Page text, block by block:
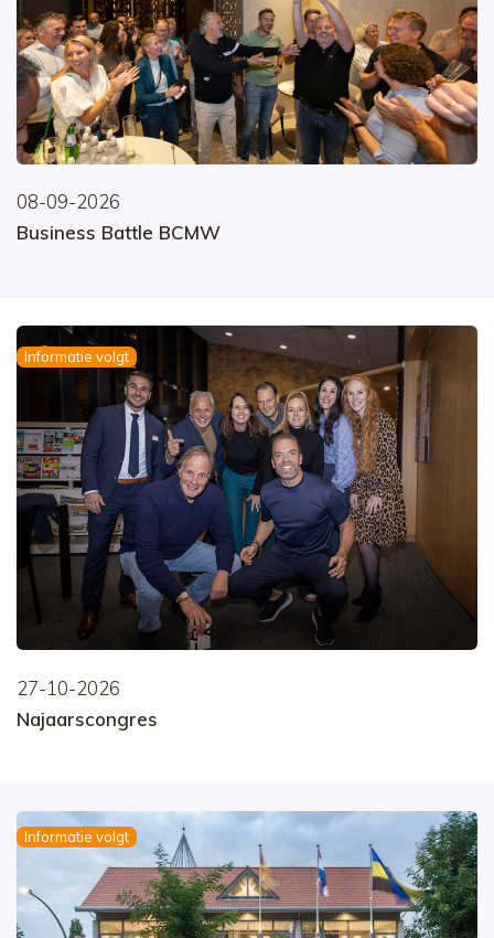
08-09-2026
Business Battle BCMW
Informatie volgt
27-10-2026
Najaarscongres
Informatie volgt